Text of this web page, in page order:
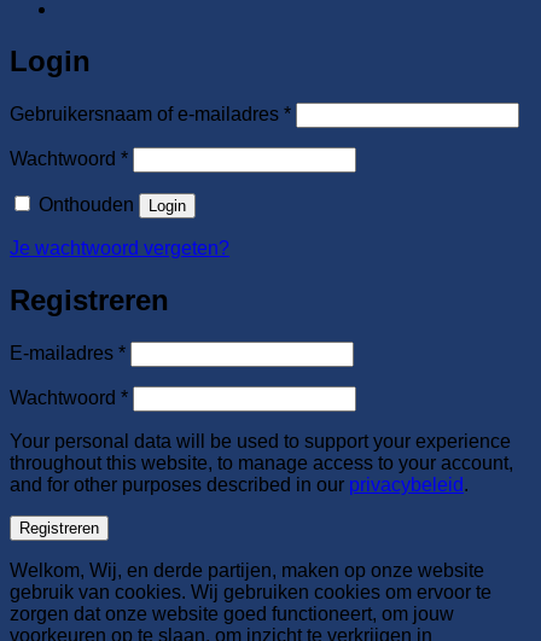
Login
Gebruikersnaam of e-mailadres *Vereist
Wachtwoord *Vereist
Onthouden Login
Je wachtwoord vergeten?
Registreren
E-mailadres *Vereist
Wachtwoord *Vereist
Your personal data will be used to support your experience
throughout this website, to manage access to your account,
and for other purposes described in our privacybeleid.
Registreren
Welkom, Wij, en derde partijen, maken op onze website
gebruik van cookies. Wij gebruiken cookies om ervoor te
zorgen dat onze website goed functioneert, om jouw
voorkeuren op te slaan, om inzicht te verkrijgen in